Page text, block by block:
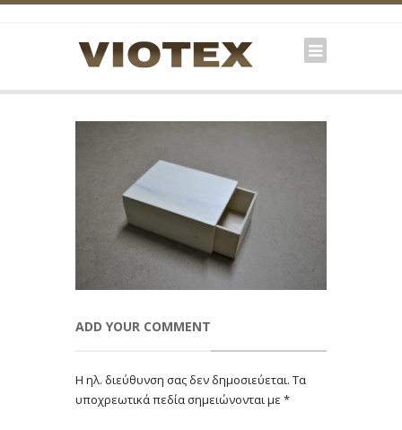
ADD YOUR COMMENT
Η ηλ. διεύθυνση σας δεν δημοσιεύεται. Τα
υποχρεωτικά πεδία σημειώνονται με *